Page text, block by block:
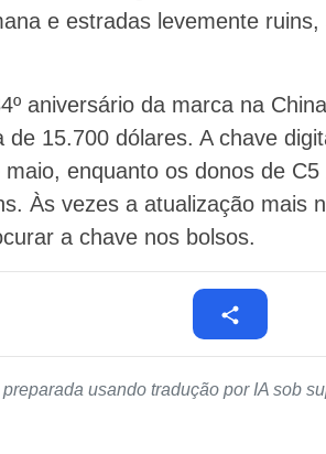
e estradas levemente
aniversário da marca na
15.700 dólares. A chave
enquanto os donos de
Às vezes a atualização
a chave nos bolsos.
usando tradução por IA sob